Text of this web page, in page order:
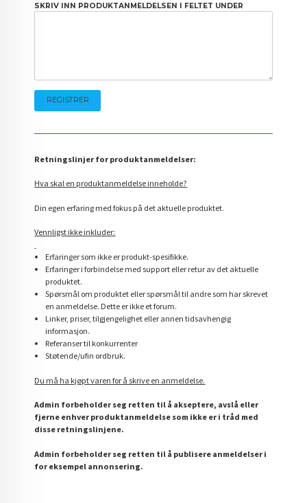
SKRIV INN PRODUKTANMELDELSEN I FELTET UNDER
Retningslinjer for produktanmeldelser:
Hva skal en produktanmeldelse inneholde?
Din egen erfaring med fokus på det aktuelle produktet.
Vennligst ikke inkluder:
Erfaringer som ikke er produkt-spesifikke.
Erfaringer i forbindelse med support eller retur av det aktuelle
produktet.
Spørsmål om produktet eller spørsmål til andre som har skrevet
en anmeldelse. Dette er ikke et forum.
Linker, priser, tilgjengelighet eller annen tidsavhengig
informasjon.
Referanser til konkurrenter
Støtende/ufin ordbruk.
Du må ha kjøpt varen for å skrive en anmeldelse.
Admin forbeholder seg retten til å akseptere, avslå eller
fjerne enhver produktanmeldelse som ikke er i tråd med
disse retningslinjene.
Admin forbeholder seg retten til å publisere anmeldelser i
for eksempel annonsering.